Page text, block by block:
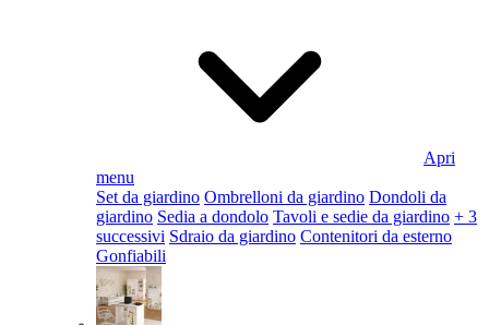
Apri
menu
Set da giardino Ombrelloni da giardino Dondoli da
giardino Sedia a dondolo Tavoli e sedie da giardino + 3
successivi Sdraio da giardino Contenitori da esterno
Gonfiabili